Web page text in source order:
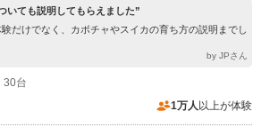
いても説明してもらえました”
だけでなく、カボチャやスイカの育ち方の説明までし
by JPさん
30台
1万人 以上が体験